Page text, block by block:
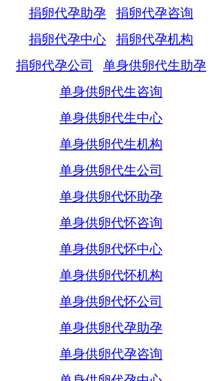
捐卵代孕助孕
捐卵代孕咨询
捐卵代孕中心
捐卵代孕机构
捐卵代孕公司
单身供卵代生助孕
单身供卵代生咨询
单身供卵代生中心
单身供卵代生机构
单身供卵代生公司
单身供卵代怀助孕
单身供卵代怀咨询
单身供卵代怀中心
单身供卵代怀机构
单身供卵代怀公司
单身供卵代孕助孕
单身供卵代孕咨询